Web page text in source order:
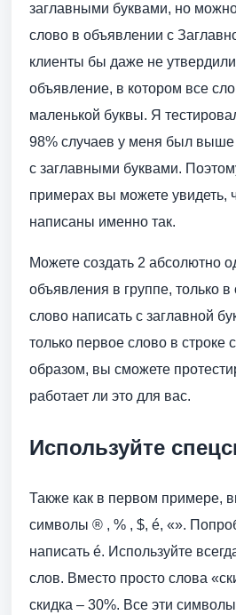
заглавными буквами, но
слово в объявлении с
клиенты бы даже не
объявление, в котором все
маленькой буквы. Я
98% случаев у меня был
с заглавными буквами.
примерах вы можете увидеть,
написаны именно так.
Можете создать 2 абсолютно
объявления в группе, только
слово написать с заглавной
только первое слово в строке
образом, вы сможете
работает ли это для вас.
Используйте
Также как в первом примере,
символы ® , % , $, é, «».
написать é. Используйте
слов. Вместо просто слова
скидка – 30%. Все эти